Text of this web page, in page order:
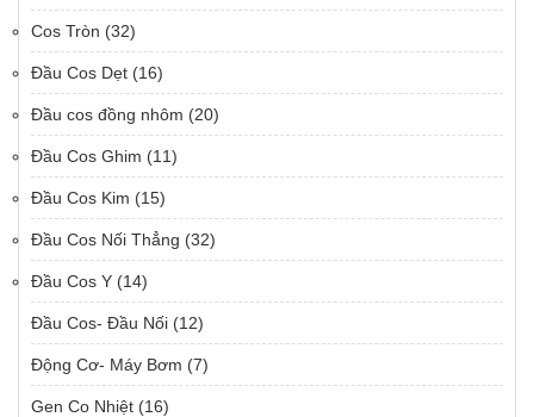
Cos Tròn (32)
Đầu Cos Dẹt (16)
Đầu cos đồng nhôm (20)
Đầu Cos Ghim (11)
Đầu Cos Kim (15)
Đầu Cos Nối Thẳng (32)
Đầu Cos Y (14)
Đầu Cos- Đầu Nối (12)
Động Cơ- Máy Bơm (7)
Gen Co Nhiệt (16)